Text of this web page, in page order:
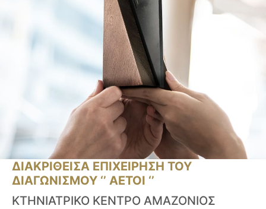
ΔΙΑΚΡΙΘΕΙΣΑ ΕΠΙΧΕΙΡΗΣΗ ΤΟΥ
ΔΙΑΓΩΝΙΣΜΟΥ ‘’ ΑΕΤΟΙ ‘’
ΚΤΗΝΙΑΤΡΙΚΟ ΚΕΝΤΡΟ ΑΜΑΖΟΝΙΟΣ